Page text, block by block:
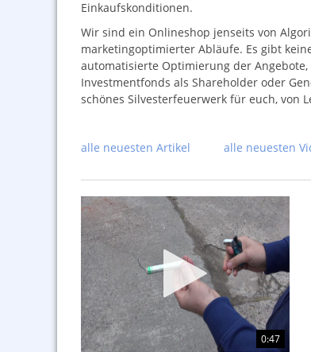
Einkaufskonditionen.
Wir sind ein Onlineshop jenseits von
marketingoptimierter Abläufe. Es gibt
automatisierte Optimierung der
Investmentfonds als Shareholder oder
schönes Silvesterfeuerwerk für euch, von
alle neuesten Artikel alle neuesten
0:47